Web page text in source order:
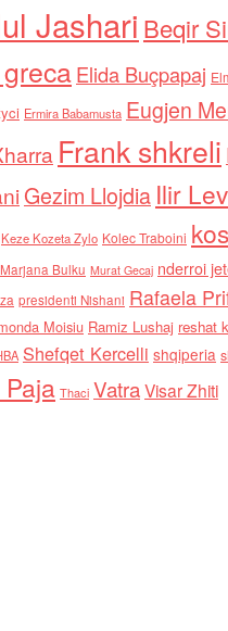
Jashari Beqir
Elida Buçpapaj
Ermira Babamusta Eugjen
Frank shkreli
Gezim Llojdia Ilir
Keze Kozeta Zylo Kolec Traboini
Marjana Bulku Murat Gecaj nderroi
presidenti Nishani Rafaela
Moisiu Ramiz Lushaj reshat
Shefqet Kercelli shqiperia
Thaci VatraVisar Zhiti